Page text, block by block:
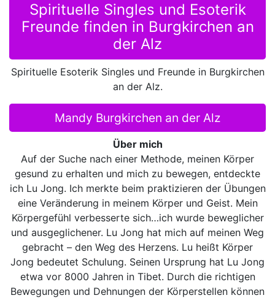
Spirituelle Singles und Esoterik
Freunde finden in Burgkirchen an
der Alz
Spirituelle Esoterik Singles und Freunde in Burgkirchen
an der Alz.
Mandy Burgkirchen an der Alz
Über mich
Auf der Suche nach einer Methode, meinen Körper
gesund zu erhalten und mich zu bewegen, entdeckte
ich Lu Jong. Ich merkte beim praktizieren der Übungen
eine Veränderung in meinem Körper und Geist. Mein
Körpergefühl verbesserte sich…ich wurde beweglicher
und ausgeglichener. Lu Jong hat mich auf meinen Weg
gebracht – den Weg des Herzens. Lu heißt Körper
Jong bedeutet Schulung. Seinen Ursprung hat Lu Jong
etwa vor 8000 Jahren in Tibet. Durch die richtigen
Bewegungen und Dehnungen der Körperstellen können